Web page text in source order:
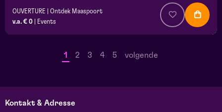
OUVERTURE | Ontdek Maaspoort
v.a. € 0
Events
1 2 3 4 5 volgende
Kontakt & Adresse